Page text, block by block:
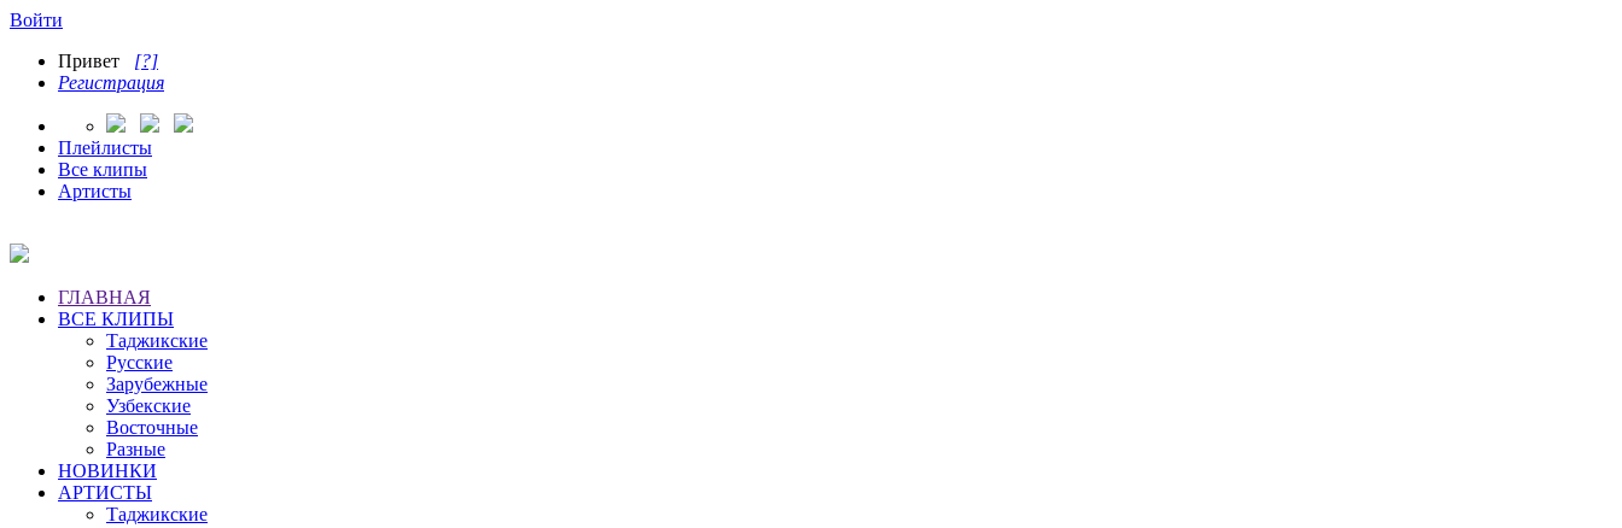
Войти
Привет [?]
Регистрация
Плейлисты
Все клипы
Артисты
ГЛАВНАЯ
ВСЕ КЛИПЫ
Таджикские
Русские
Зарубежные
Узбекские
Восточные
Разные
НОВИНКИ
АРТИСТЫ
Таджикские